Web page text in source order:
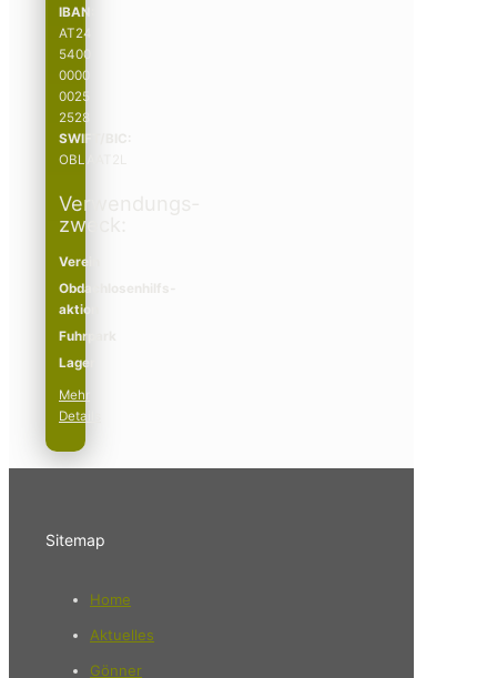
IBAN:
AT24
5400
0000
0025
2528
SWIFT/BIC:
OBLAAT2L
Verwendungs­­
zweck:
Verein
Obdachlosenhilfs­­
aktion
Fuhrpark
Lager
Mehr
Details
Sitemap
Home
Aktuelles
Gönner